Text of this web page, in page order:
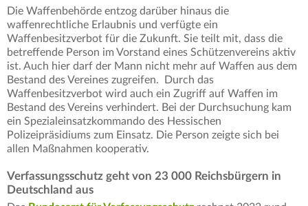
Die Waffenbehörde entzog darüber hinaus die
waffenrechtliche Erlaubnis und verfügte ein
Waffenbesitzverbot für die Zukunft. Sie teilt mit, dass die
betreffende Person im Vorstand eines Schützenvereins aktiv
ist. Auch hier darf der Mann nicht mehr auf Waffen aus dem
Bestand des Vereines zugreifen. Durch das
Waffenbesitzverbot wird auch ein Zugriff auf Waffen im
Bestand des Vereins verhindert. Bei der Durchsuchung kam
ein Spezialeinsatzkommando des Hessischen
Polizeipräsidiums zum Einsatz. Die Person zeigte sich bei
allen Maßnahmen kooperativ.
Verfassungsschutz geht von 23 000 Reichsbürgern in
Deutschland aus